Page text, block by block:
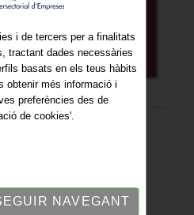
i de tercers per a finalitats
tractant dades necessàries
basats en els teus hàbits
obtenir més informació i
preferències des de
de cookies'.
NAVEGANT